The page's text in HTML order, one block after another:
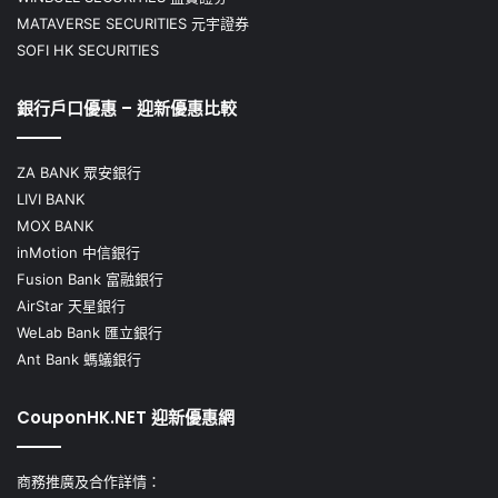
MATAVERSE SECURITIES 元宇證券
SOFI HK SECURITIES
銀行戶口優惠 – 迎新優惠比較
ZA BANK 眾安銀行
LIVI BANK
MOX BANK
inMotion 中信銀行
Fusion Bank 富融銀行
AirStar 天星銀行
WeLab Bank 匯立銀行
Ant Bank 螞蟻銀行
CouponHK.NET 迎新優惠網
商務推廣及合作詳情：